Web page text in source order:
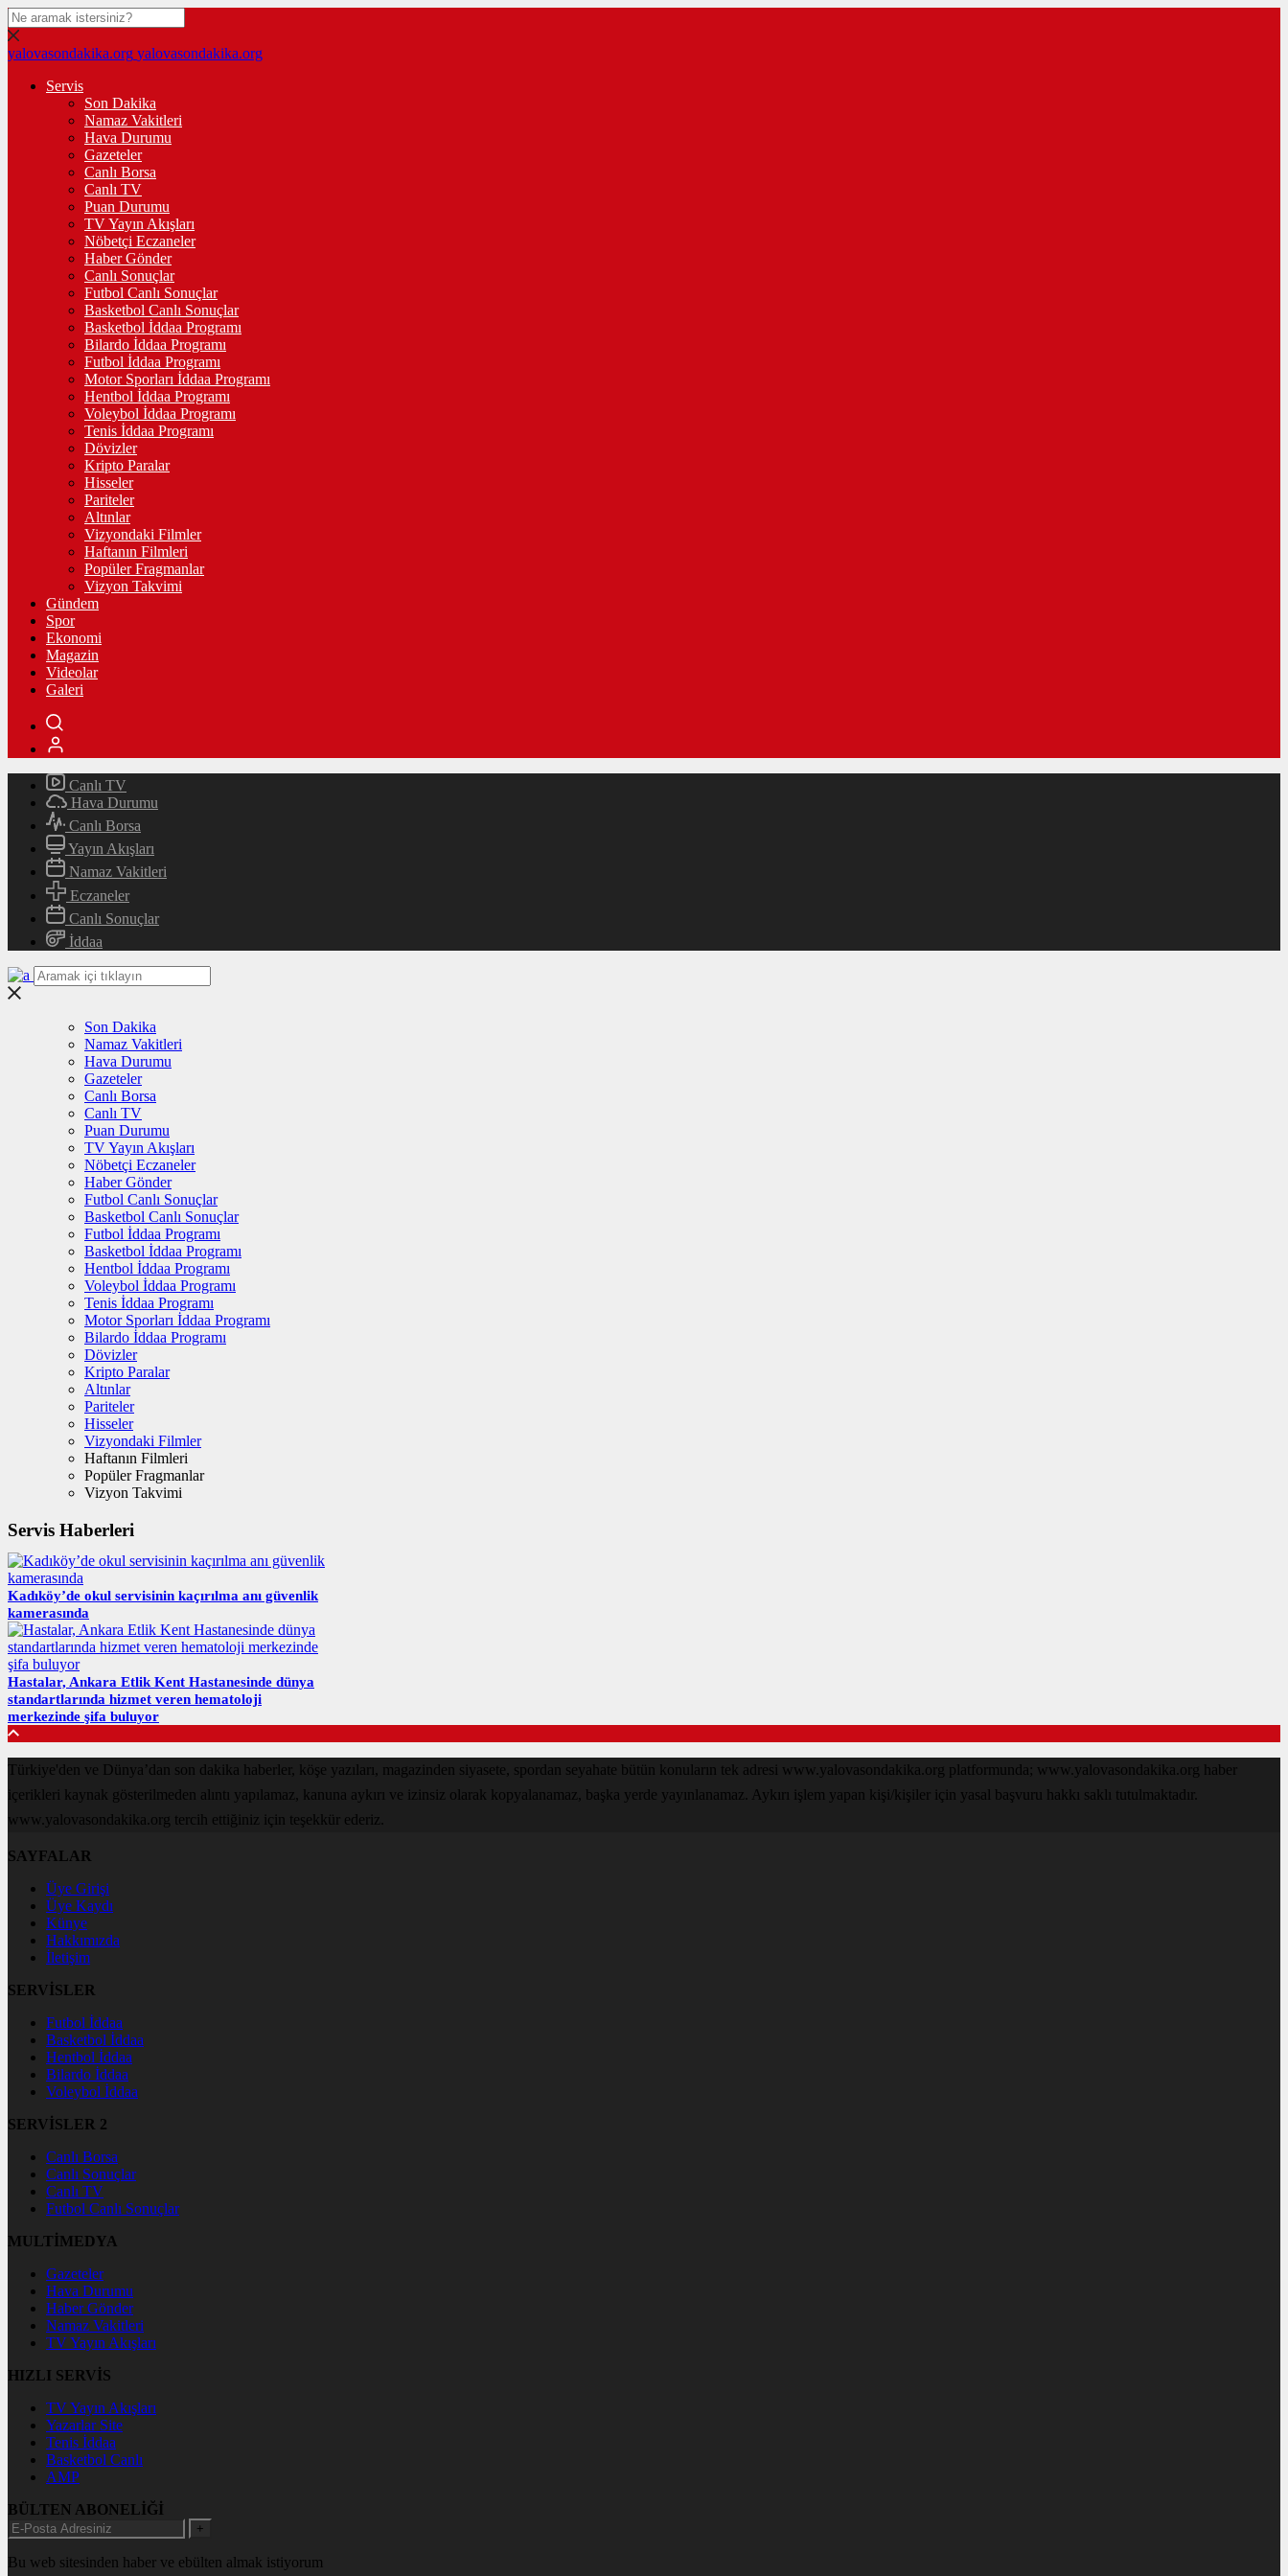
yalovasondakika.org yalovasondakika.org
Servis
Son Dakika
Namaz Vakitleri
Hava Durumu
Gazeteler
Canlı Borsa
Canlı TV
Puan Durumu
TV Yayın Akışları
Nöbetçi Eczaneler
Haber Gönder
Canlı Sonuçlar
Futbol Canlı Sonuçlar
Basketbol Canlı Sonuçlar
Basketbol İddaa Programı
Bilardo İddaa Programı
Futbol İddaa Programı
Motor Sporları İddaa Programı
Hentbol İddaa Programı
Voleybol İddaa Programı
Tenis İddaa Programı
Dövizler
Kripto Paralar
Hisseler
Pariteler
Altınlar
Vizyondaki Filmler
Haftanın Filmleri
Popüler Fragmanlar
Vizyon Takvimi
Gündem
Spor
Ekonomi
Magazin
Videolar
Galeri
Canlı TV
Hava Durumu
Canlı Borsa
Yayın Akışları
Namaz Vakitleri
Eczaneler
Canlı Sonuçlar
İddaa
Son Dakika
Namaz Vakitleri
Hava Durumu
Gazeteler
Canlı Borsa
Canlı TV
Puan Durumu
TV Yayın Akışları
Nöbetçi Eczaneler
Haber Gönder
Futbol Canlı Sonuçlar
Basketbol Canlı Sonuçlar
Futbol İddaa Programı
Basketbol İddaa Programı
Hentbol İddaa Programı
Voleybol İddaa Programı
Tenis İddaa Programı
Motor Sporları İddaa Programı
Bilardo İddaa Programı
Dövizler
Kripto Paralar
Altınlar
Pariteler
Hisseler
Vizyondaki Filmler
Haftanın Filmleri
Popüler Fragmanlar
Vizyon Takvimi
Servis Haberleri
Kadıköy’de okul servisinin kaçırılma anı güvenlik
kamerasında
Hastalar, Ankara Etlik Kent Hastanesinde dünya
standartlarında hizmet veren hematoloji
merkezinde şifa buluyor
Türkiye'den ve Dünya’dan son dakika haberler, köşe yazıları, magazinden siyasete, spordan seyahate bütün konuların tek adresi www.yalovasondakika.org platformunda; www.yalovasondakika.org haber
içerikleri kaynak gösterilmeden alıntı yapılamaz, kanuna aykırı ve izinsiz olarak kopyalanamaz, başka yerde yayınlanamaz. Aykırı işlem yapan kişi/kişiler için yasal başvuru hakkı saklı tutulmaktadır.
www.yalovasondakika.org tercih ettiğiniz için teşekkür ederiz.
SAYFALAR
Üye Girişi
Üye Kaydı
Künye
Hakkımızda
İletişim
SERVİSLER
Futbol İddaa
Basketbol İddaa
Hentbol İddaa
Bilardo İddaa
Voleybol İddaa
SERVİSLER 2
Canlı Borsa
Canlı Sonuçlar
Canlı TV
Futbol Canlı Sonuçlar
MULTİMEDYA
Gazeteler
Hava Durumu
Haber Gönder
Namaz Vakitleri
TV Yayın Akışları
HIZLI SERVİS
TV Yayın Akışları
Yazarlar Site
Tenis İddaa
Basketbol Canlı
AMP
BÜLTEN ABONELİĞİ
+
Bu web sitesinden haber ve ebülten almak istiyorum